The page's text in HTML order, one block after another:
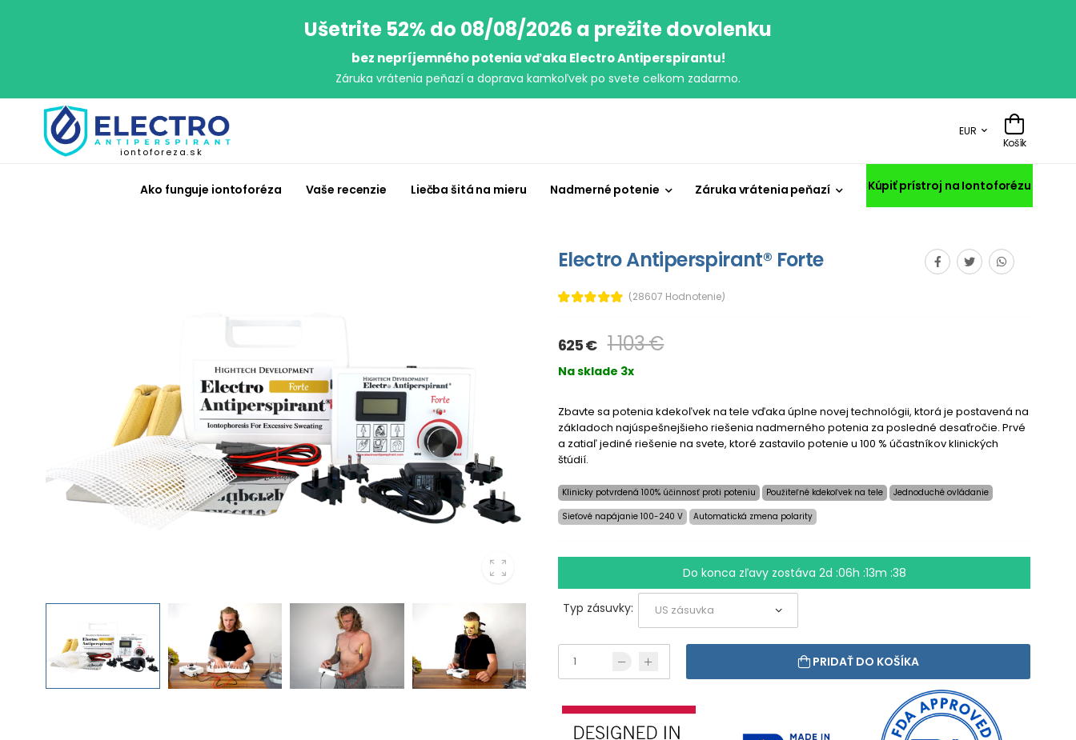
Ušetrite 52% do 08/08/2026 a prežite dovolenku
bez nepríjemného potenia vďaka Electro Antiperspirantu!
Záruka vrátenia peňazí a doprava kamkoľvek po svete celkom zadarmo.
iontoforeza.sk
EUR
Košík
Ako funguje iontoforéza Vaše recenzie Liečba šitá na mieru Nadmerné potenie Záruka vrátenia peňazí Kúpiť prístroj na Iontoforézu
Electro Antiperspirant® Forte
(28607 Hodnotenie)
625 € 1 103 €
Na sklade 3x
Zbavte sa potenia kdekoľvek na tele vďaka úplne novej technológii, ktorá je postavená na
základoch najúspešnejšieho riešenia nadmerného potenia za posledné desaťročie. Prvé
a zatiaľ jediné riešenie na svete, ktoré zastavilo potenie u 100 % účastníkov klinických
štúdií.
Klinicky potvrdená 100% účinnosť proti poteniu Použiteľné kdekoľvek na tele
Jednoduché ovládanie
Sieťové napájanie 100-240 V
Automatická zmena polarity
Do konca zľavy zostáva 2d :06h :13m :38
Typ zásuvky:
PRIDAŤ DO KOŠÍKA